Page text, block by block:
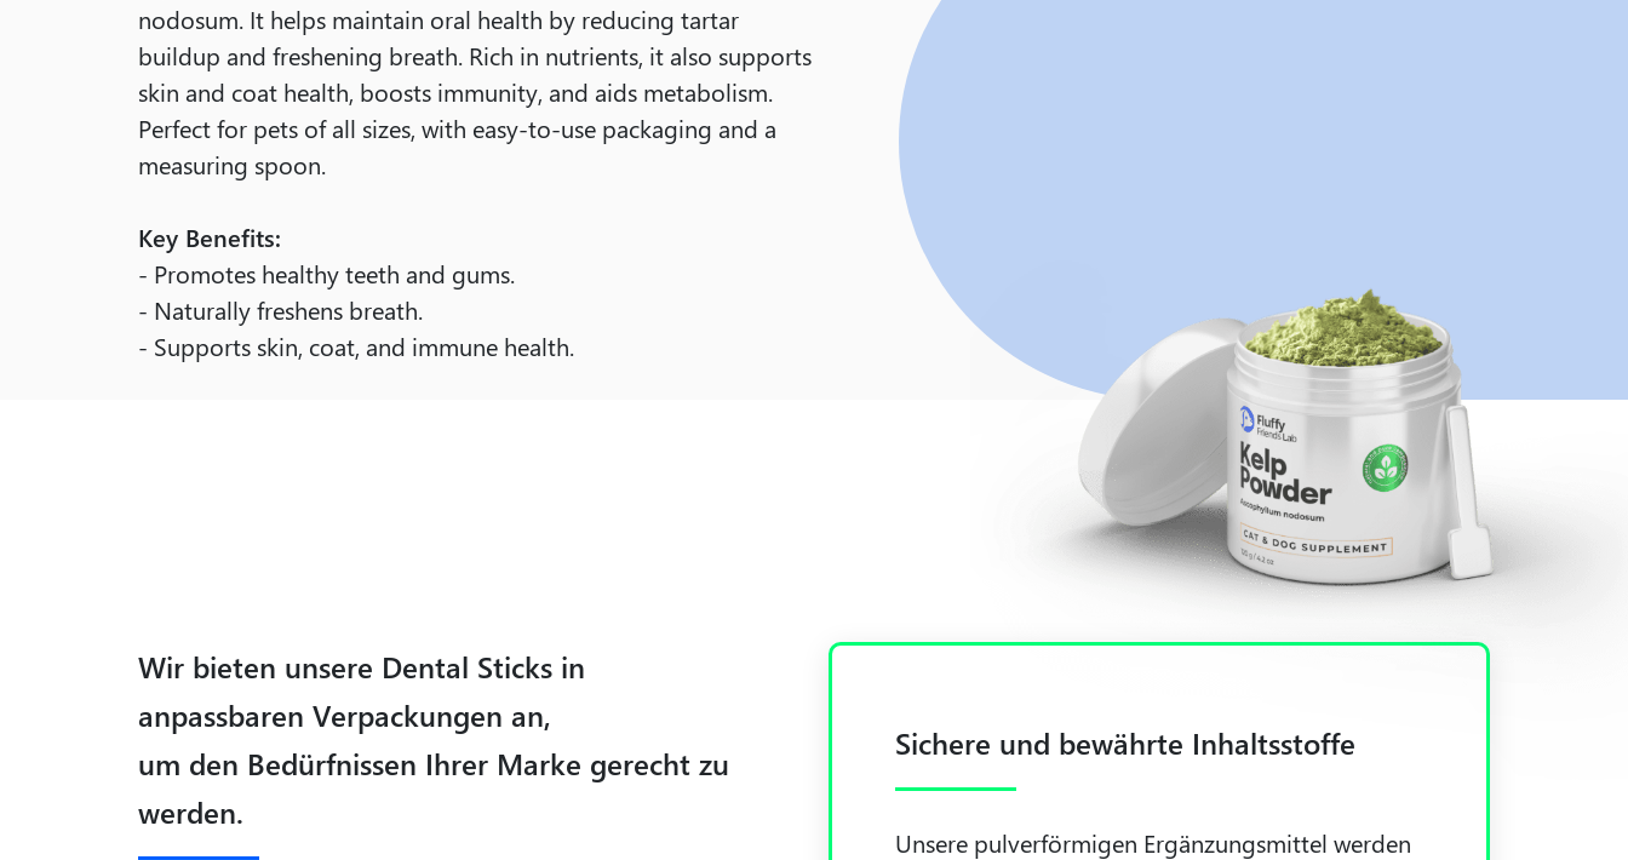
nodosum. It helps maintain oral health by reducing tartar
buildup and freshening breath. Rich in nutrients, it also supports
skin and coat health, boosts immunity, and aids metabolism.
Perfect for pets of all sizes, with easy-to-use packaging and a
measuring spoon.
Key Benefits:
- Promotes healthy teeth and gums.
- Naturally freshens breath.
- Supports skin, coat, and immune health.
Wir bieten unsere Dental Sticks in
anpassbaren Verpackungen an,
um den Bedürfnissen Ihrer Marke gerecht zu
werden.
Sichere und bewährte Inhaltsstoffe
Unsere pulverförmigen Ergänzungsmittel werden